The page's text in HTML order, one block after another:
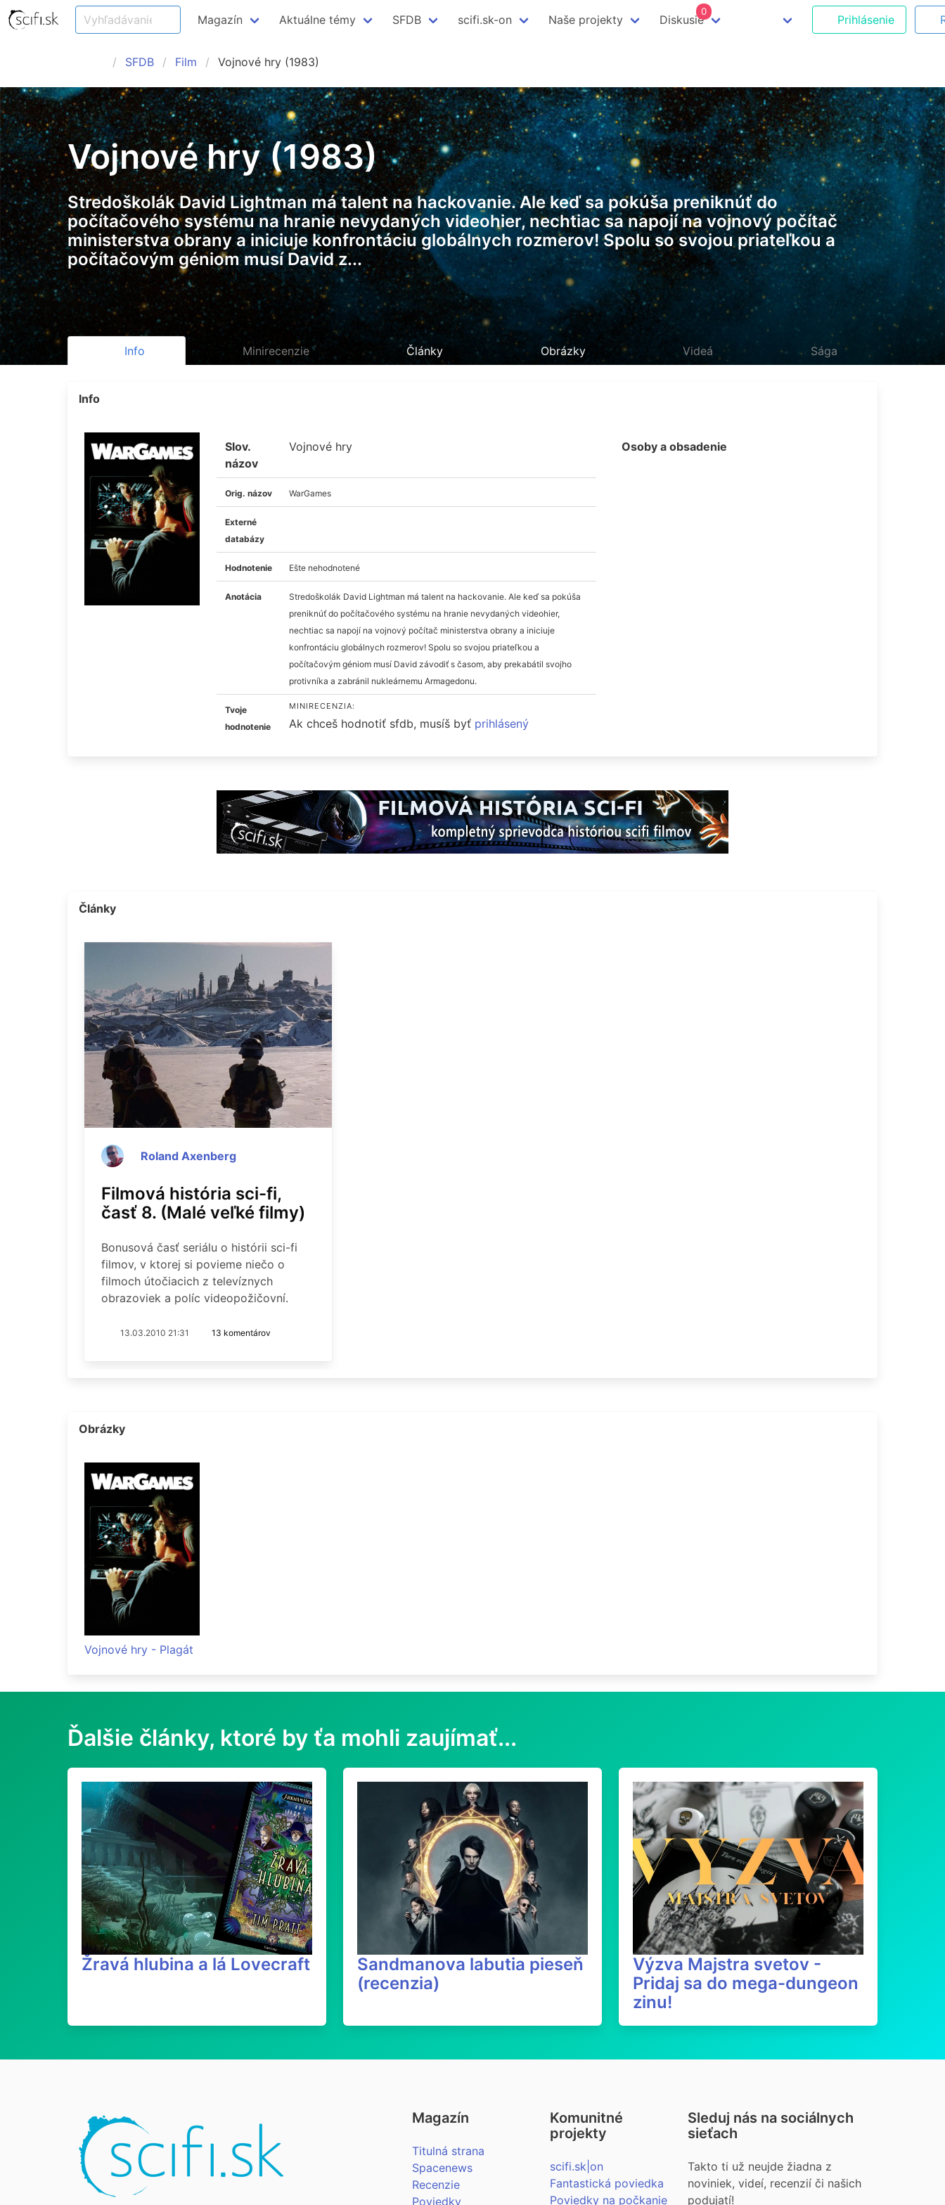
Magazín Aktuálne témy SFDB scifi.sk-on Naše projekty Diskusie
0
Prihlásenie
SFDB Film Vojnové hry (1983)
Vojnové hry (1983)
Stredoškolák David Lightman má talent na hackovanie. Ale keď sa pokúša preniknúť do
počítačového systému na hranie nevydaných videohier, nechtiac sa napojí na vojnový počítač
ministerstva obrany a iniciuje konfrontáciu globálnych rozmerov! Spolu so svojou priateľkou a
počítačovým géniom musí David z...
Info Minirecenzie Články Obrázky Videá Sága
Info
Slov.
názov
Vojnové hry
Orig. názov WarGames
Externé
databázy
Hodnotenie Ešte nehodnotené
Anotácia
Stredoškolák David Lightman má talent na hackovanie. Ale keď sa pokúša
preniknúť do počítačového systému na hranie nevydaných videohier,
nechtiac sa napojí na vojnový počítač ministerstva obrany a iniciuje
konfrontáciu globálnych rozmerov! Spolu so svojou priateľkou a
počítačovým géniom musí David závodiť s časom, aby prekabátil svojho
protivníka a zabránil nukleárnemu Armagedonu.
Tvoje
hodnotenie
MINIRECENZIA:
Ak chceš hodnotiť sfdb, musíš byť prihlásený
Osoby a obsadenie
Články
Roland Axenberg
Filmová história sci-fi,
časť 8. (Malé veľké filmy)
Bonusová časť seriálu o histórii sci-fi
filmov, v ktorej si povieme niečo o
filmoch útočiacich z televíznych
obrazoviek a políc videopožičovní.
13.03.2010 21:31 13 komentárov
Obrázky
Vojnové hry - Plagát
Ďalšie články, ktoré by ťa mohli zaujímať...
Žravá hlubina a lá Lovecraft
Sandmanova labutia pieseň
(recenzia)
Výzva Majstra svetov -
Pridaj sa do mega-dungeon
zinu!
Magazín
Titulná strana
Spacenews
Recenzie
Poviedky
Komunitné
projekty
scifi.sk|on
Fantastická poviedka
Poviedky na počkanie
Sleduj nás na sociálnych
sieťach
Takto ti už neujde žiadna z
noviniek, videí, recenzií či našich
podujatí!